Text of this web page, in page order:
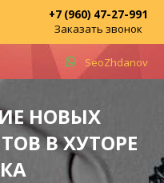
SeoZhdanov
+7 (960) 47-27-991
Заказать звонок
НОВЫХ
В ХУТОРЕ